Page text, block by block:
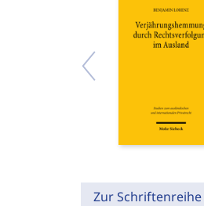
Zur Schriftenreihe